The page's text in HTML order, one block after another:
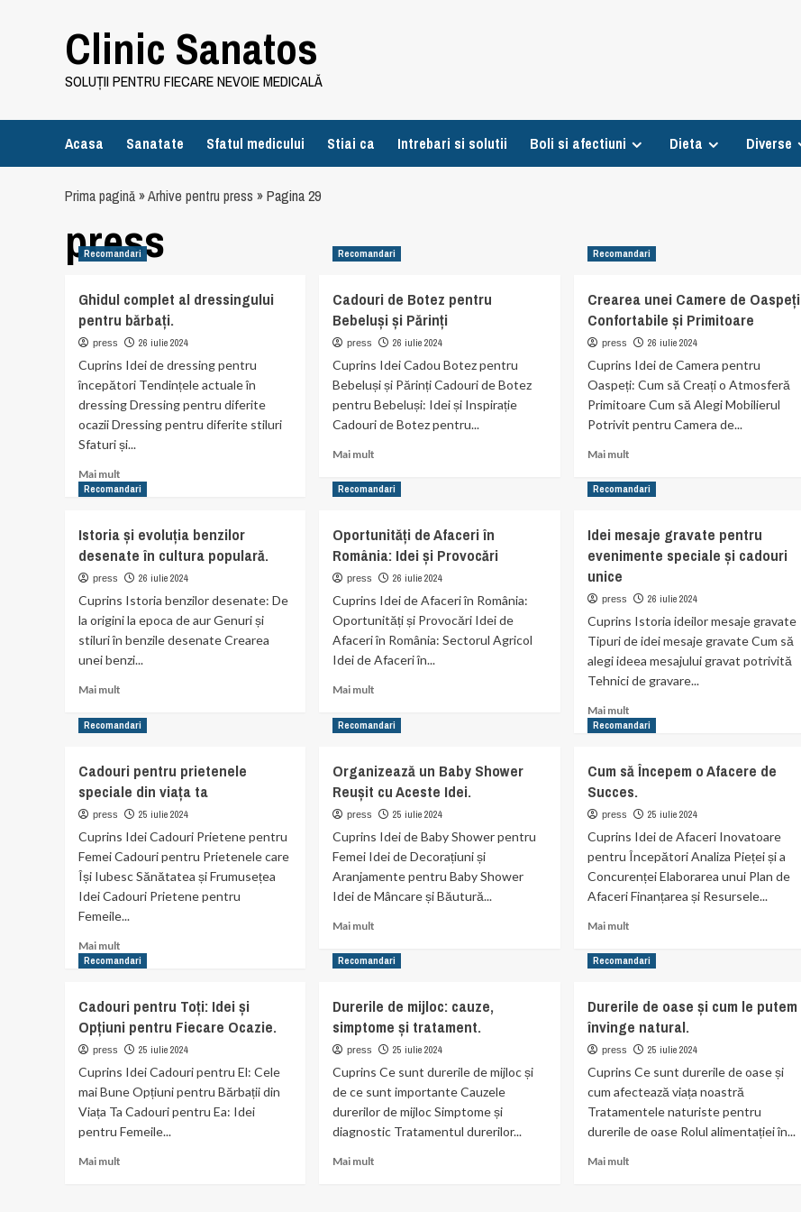
Clinic Sanatos
SOLUȚII PENTRU FIECARE NEVOIE MEDICALĂ
Acasa Sanatate Sfatul medicului Stiai ca Intrebari si solutii Boli si afectiuni Dieta Diverse
Prima pagină»Arhive pentru press »Pagina 29
press
Recomandari
Ghidul complet al dressingului
pentru bărbați.
press 26 iulie 2024
Cuprins Idei de dressing pentru
începători Tendințele actuale în
dressing Dressing pentru diferite
ocazii Dressing pentru diferite stiluri
Sfaturi și...
Mai mult
more
complet
al
dressingului
bărbați.
Recomandari
Cadouri de Botez pentru
Bebeluși și Părinți
press 26 iulie 2024
Cuprins Idei Cadou Botez pentru
Bebeluși și Părinți Cadouri de Botez
pentru Bebeluși: Idei și Inspirație
Cadouri de Botez pentru...
Mai mult
about
Botez
pentru
Bebeluși
Părinți
Recomandari
Crearea unei Camere de Oaspeți
Confortabile și Primitoare
press 26 iulie 2024
Cuprins Idei de Camera pentru
Oaspeți: Cum să Creați o Atmosferă
Primitoare Cum să Alegi Mobilierul
Potrivit pentru Camera de...
Mai multRead
about
Camere
de
și
Primitoare
Recomandari
Istoria și evoluția benzilor
desenate în cultura populară.
press 26 iulie 2024
Cuprins Istoria benzilor desenate: De
la origini la epoca de aur Genuri și
stiluri în benzile desenate Crearea
unei benzi...
Mai mult
about
evoluția
benzilor
desenate
cultura
populară.
Recomandari
Oportunități de Afaceri în
România: Idei și Provocări
press 26 iulie 2024
Cuprins Idei de Afaceri în România:
Oportunități și Provocări Idei de
Afaceri în România: Sectorul Agricol
Idei de Afaceri în...
Mai mult
about
Afaceri
în
România:
și
Provocări
Recomandari
Idei mesaje gravate pentru
evenimente speciale și cadouri
unice
press 26 iulie 2024
Cuprins Istoria ideilor mesaje gravate
Tipuri de idei mesaje gravate Cum să
alegi ideea mesajului gravat potrivită
Tehnici de gravare...
Mai multRead
more
mesaje
gravate
pentru
speciale
și
cadouri
unice
Recomandari
Cadouri pentru prietenele
speciale din viața ta
press 25 iulie 2024
Cuprins Idei Cadouri Prietene pentru
Femei Cadouri pentru Prietenele care
Își Iubesc Sănătatea și Frumusețea
Idei Cadouri Prietene pentru
Femeile...
Mai mult
more
pentru
prietenele
speciale
viața
ta
Recomandari
Organizează un Baby Shower
Reușit cu Aceste Idei.
press 25 iulie 2024
Cuprins Idei de Baby Shower pentru
Femei Idei de Decorațiuni și
Aranjamente pentru Baby Shower
Idei de Mâncare și Băutură...
Mai mult
about
Baby
Shower
Reușit
Aceste
Idei.
Recomandari
Cum să Începem o Afacere de
Succes.
press 25 iulie 2024
Cuprins Idei de Afaceri Inovatoare
pentru Începători Analiza Pieței și a
Concurenței Elaborarea unui Plan de
Afaceri Finanțarea și Resursele...
Mai multRead
about
Începem
o
Afacere
Succes.
Recomandari
Cadouri pentru Toți: Idei și
Opțiuni pentru Fiecare Ocazie.
press 25 iulie 2024
Cuprins Idei Cadouri pentru El: Cele
mai Bune Opțiuni pentru Bărbații din
Viața Ta Cadouri pentru Ea: Idei
pentru Femeile...
Mai mult
Recomandari
Durerile de mijloc: cauze,
simptome și tratament.
press 25 iulie 2024
Cuprins Ce sunt durerile de mijloc și
de ce sunt importante Cauzele
durerilor de mijloc Simptome și
diagnostic Tratamentul durerilor...
Mai mult
Recomandari
Durerile de oase și cum le putem
învinge natural.
press 25 iulie 2024
Cuprins Ce sunt durerile de oase și
cum afectează viața noastră
Tratamentele naturiste pentru
durerile de oase Rolul alimentației în...
Mai multRead